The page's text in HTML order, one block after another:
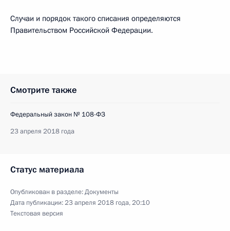
Случаи и порядок такого списания определяются
Правительством Российской Федерации.
Смотрите также
Федеральный закон № 108-ФЗ
23 апреля 2018 года
Статус материала
Опубликован в разделе:Документы
Дата публикации:23 апреля 2018 года, 20:10
Текстовая версия